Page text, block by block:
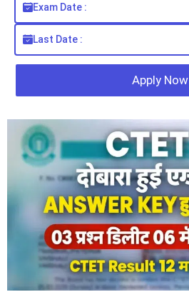
Exam Date :
Last Date :
Apply Now